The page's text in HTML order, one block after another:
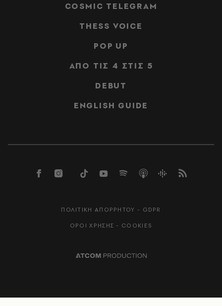
COSMIC TELEGRAM
THESS VOICE
POP UP
ΑΠΟ ΤΙΣ 4 ΣΤΙΣ 5
DEBUT
ENGLISH GUIDE
ΠΟΛΙΤΙΚΗ ΑΠΟΡΡΗΤΟΥ - GDPR
ΟΡΟΙ ΧΡΗΣΗΣ - COOKIES